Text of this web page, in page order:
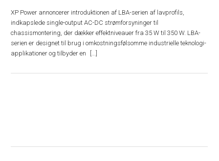
XP Power annoncerer introduktionen af ​​LBA-serien af ​​lavprofils,
indkapslede single-output AC-DC strømforsyninger til
chassismontering, der dækker effektniveauer fra 35 W til 350 W. LBA-
serien er designet til brug i omkostningsfølsomme industrielle teknologi-
applikationer og tilbyder en